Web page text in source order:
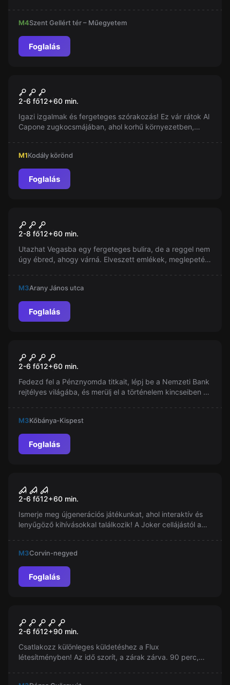
M4Szent Gellért tér – Műegyetem
Foglalás
Al Capone - A Razzia
2-6 fő12+60 min.
Igazi izgalmak és fergeteges szórakozás! Ez vár rátok Al
Capone zugkocsmájában, ahol korhű környezetben,
mielőtt a rendőrség megérkezik...
M1Kodály körönd
Foglalás
Másnaposok Szoba
2-8 fő12+60 min.
Utazhat Vegasba egy fergeteges bulira, de a reggel nem
úgy ébred, ahogy várná. Elveszett emlékek, meglepetés
M3Arany János utca
Foglalás
Új
A Nagy Rablás
2-6 fő12+60 min.
Fedezd fel a Pénznyomda titkait, lépj be a Nemzeti Bank
rejtélyes világába, és merülj el a történelem kincseiben a
módon!
M3Kőbánya-Kispest
Foglalás
Joker Városa
2-6 fő12+60 min.
Ismerje meg újgenerációs játékunkat, ahol interaktív és
lenyűgöző kihívásokkal találkozik! A Joker cellájástól a
végső próbatétel: tárgyalás Jokerrel.
M3Corvin-negyed
Foglalás
Flux
2-6 fő12+90 min.
Csatlakozz különleges küldetéshez a Flux
létesítményben! Az idő szorít, a zárak zárva. 90 perc,